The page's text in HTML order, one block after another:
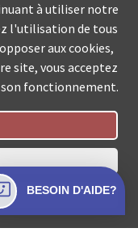
légales
Contact
à utiliser notre
l'utilisation de tous
aux cookies,
site, vous acceptez
fonctionnement.
BESOIN D'AIDE?